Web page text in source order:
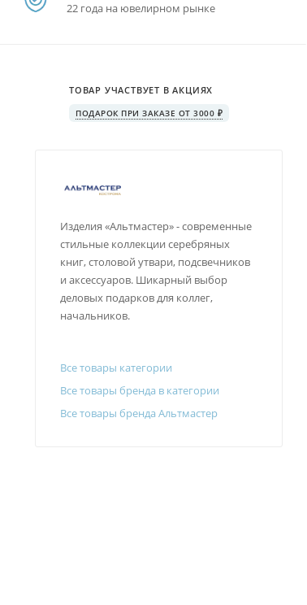
22 года на ювелирном рынке
ТОВАР УЧАСТВУЕТ В АКЦИЯХ
ПОДАРОК ПРИ ЗАКАЗЕ ОТ 3000 ₽
Изделия «Альтмастер» - современные
стильные коллекции серебряных
книг, столовой утвари, подсвечников
и аксессуаров. Шикарный выбор
деловых подарков для коллег,
начальников.
Все товары категории
Все товары бренда в категории
Все товары бренда Альтмастер